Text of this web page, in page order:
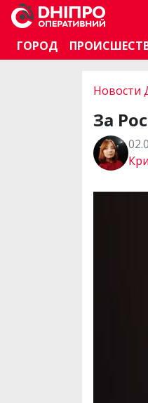
ГОРОД
Новости
За